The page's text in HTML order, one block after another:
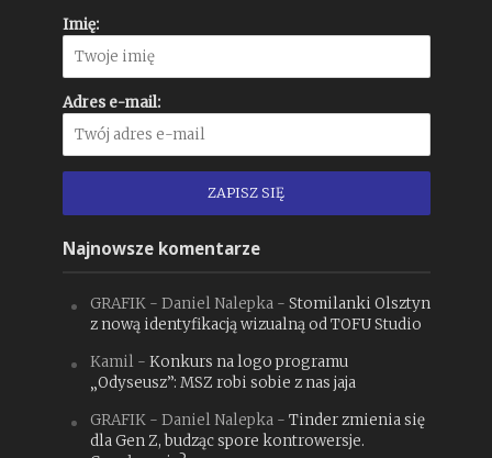
Imię:
Adres e-mail:
Najnowsze komentarze
GRAFIK - Daniel Nalepka- Stomilanki Olsztyn
z nową identyfikacją wizualną od TOFU Studio
Kamil- Konkurs na logo programu
„Odyseusz”: MSZ robi sobie z nas jaja
GRAFIK - Daniel Nalepka- Tinder zmienia się
dla Gen Z, budząc spore kontrowersje.